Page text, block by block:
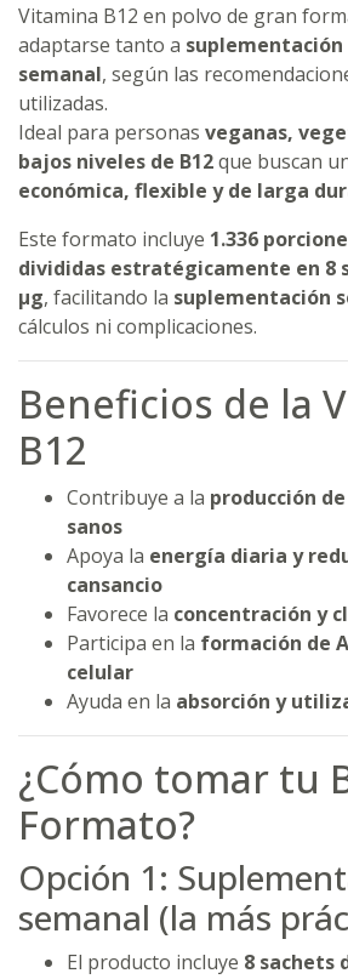
Vitamina B12 en polvo de gran
adaptarse tanto a
semanal, según las
utilizadas.
Ideal para personas veganas,
bajos niveles de B12que buscan
económica, flexible y de larga
Este formato incluye 1.336
divididas estratégicamente en 8
µg, facilitando la suplementación
cálculos ni complicaciones.
Beneficios de la
B12
Contribuye a la producción
sanos
Apoya la energía diaria y
cansancio
Favorece la concentración y
Participa en la formación de
celular
Ayuda en la absorción y
¿Cómo tomar tu
Formato?
Opción 1:
semanal (la más
El producto incluye 8 sachets